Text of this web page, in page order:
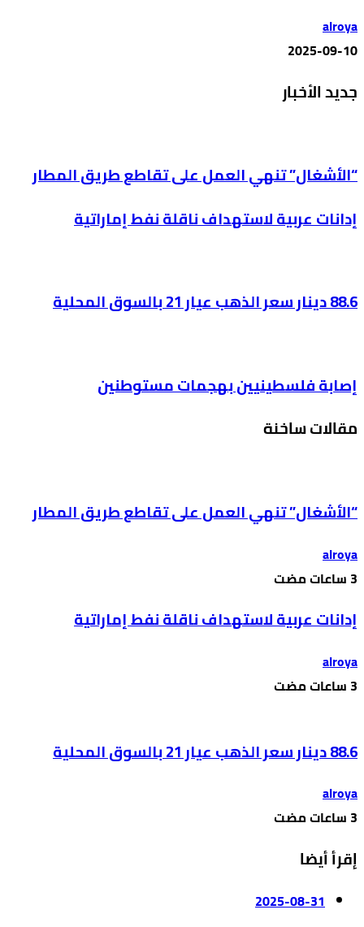
alroya
2025-09-10
جديد الأخبار
“الأشغال” تنهي العمل على تقاطع طريق المطار
إدانات عربية لاستهداف ناقلة نفط إماراتية
88.6 دينار سعر الذهب عيار 21 بالسوق المحلية
إصابة فلسطينيين بهجمات مستوطنين
مقالات ساخنة
“الأشغال” تنهي العمل على تقاطع طريق المطار
alroya
إدانات عربية لاستهداف ناقلة نفط إماراتية
alroya
88.6 دينار سعر الذهب عيار 21 بالسوق المحلية
alroya
إقرأ أيضا
2025-08-31